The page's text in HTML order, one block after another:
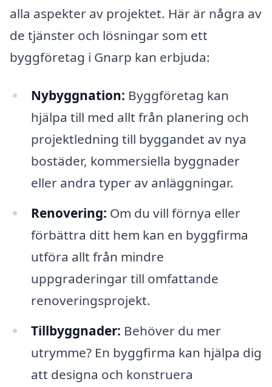
alla aspekter av projektet. Här är några av
de tjänster och lösningar som ett
byggföretag i Gnarp kan erbjuda:
Nybyggnation: Byggföretag kan
hjälpa till med allt från planering och
projektledning till byggandet av nya
bostäder, kommersiella byggnader
eller andra typer av anläggningar.
Renovering: Om du vill förnya eller
förbättra ditt hem kan en byggfirma
utföra allt från mindre
uppgraderingar till omfattande
renoveringsprojekt.
Tillbyggnader: Behöver du mer
utrymme? En byggfirma kan hjälpa dig
att designa och konstruera